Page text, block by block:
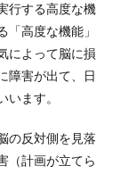
行する高度な機
高度な機能」
によって脳に損
障害が出て、日
ます。
の反対側を見落
（計画が立てら